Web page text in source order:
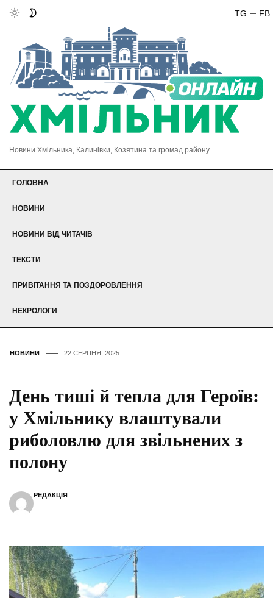
FB
TG
Новини Хмільника, Калинівки, Козятина та громад району
ГОЛОВНА
НОВИНИ
НОВИНИ ВІД ЧИТАЧІВ
ТЕКСТИ
ПРИВІТАННЯ ТА ПОЗДОРОВЛЕННЯ
НЕКРОЛОГИ
НОВИНИ 22 СЕРПНЯ, 2025
День тиші й тепла для Героїв:
у Хмільнику влаштували
риболовлю для звільнених з
полону
РЕДАКЦІЯ